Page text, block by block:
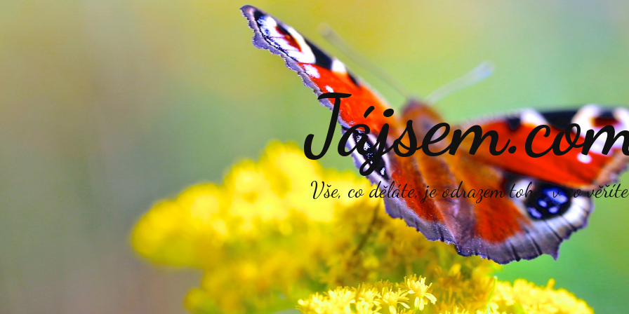
Vše, co děláte, je odrazem toho, v co